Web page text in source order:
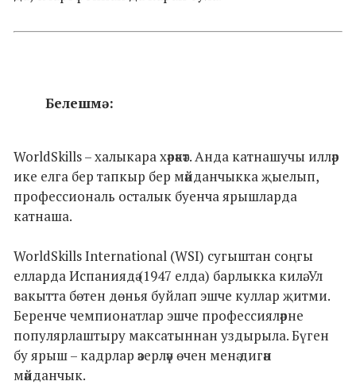
Белешмә:
WorldSkills – халыкара хәрәкәт. Анда катнашучы илләр
ике елга бер тапкыр бер мәйданчыкка җыелып,
профессиональ осталык буенча ярышларда
катнаша.
WorldSkills International (WSI) сугыштан соңгы
елларда Испаниядә (1947 елда) барлыкка килә. Ул
вакытта бөтен дөнья буйлап эшче куллар җитми.
Беренче чемпионатлар эшче профессияләрне
популярлаштыру максатыннан уздырыла. Бүген
бу ярыш – кадрлар әзерләү өчен менә дигән
мәйданчык.